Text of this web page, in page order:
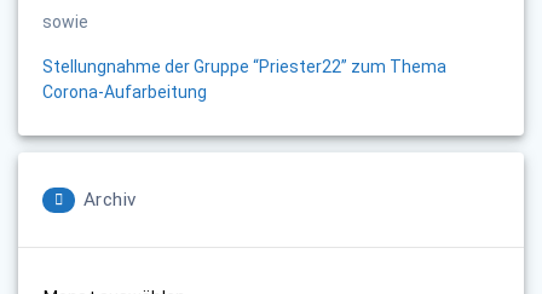
sowie
Stellungnahme der Gruppe “Priester22” zum Thema
Corona-Aufarbeitung
Archiv